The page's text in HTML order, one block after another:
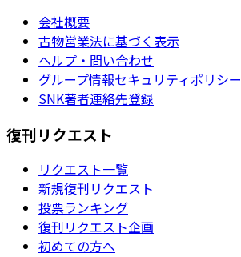
会社概要
古物営業法に基づく表示
ヘルプ・問い合わせ
グループ情報セキュリティポリシー
SNK著者連絡先登録
復刊リクエスト
リクエスト一覧
新規復刊リクエスト
投票ランキング
復刊リクエスト企画
初めての方へ